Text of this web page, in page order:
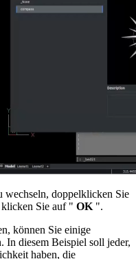
wechseln, doppelklicken Sie
Sie auf " OK ".
können Sie einige
In diesem Beispiel soll jeder,
haben, die